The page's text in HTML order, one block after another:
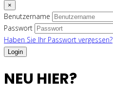
×
Benutzername
Passwort
Haben Sie Ihr Passwort vergessen?
NEU HIER?